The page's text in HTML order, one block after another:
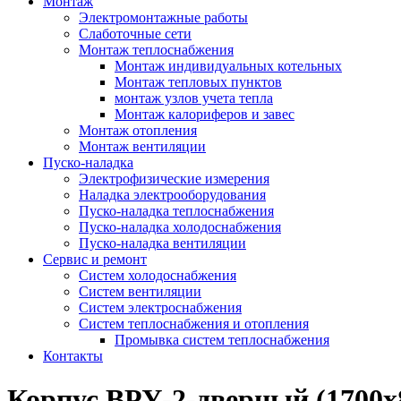
Электромонтажные работы
Слаботочные сети
Монтаж теплоснабжения
Монтаж индивидуальных котельных
Монтаж тепловых пунктов
монтаж узлов учета тепла
Монтаж калориферов и завес
Монтаж отопления
Монтаж вентиляции
Пуско-наладка
Электрофизические измерения
Наладка электрооборудования
Пуско-наладка теплоснабжения
Пуско-наладка холодоснабжения
Пуско-наладка вентиляции
Сервис и ремонт
Систем холодоснабжения
Систем вентиляции
Систем электроснабжения
Систем теплоснабжения и отопления
Промывка систем теплоснабжения
Контакты